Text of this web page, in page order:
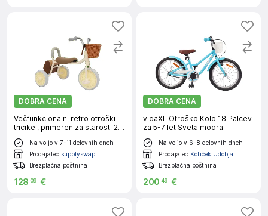
DOBRA CENA
Večfunkcionalni retro otroški
tricikel, primeren za starosti 2-
6 let, nosilnost 30kg,
samostoječa sestava
Na voljo v 7-11 delovnih dneh
Prodajalec supplyswap
Brezplačna poštnina
128 09 €
DOBRA CENA
vidaXL Otroško Kolo 18 Palcev
za 5-7 let Sveta modra
Na voljo v 6-8 delovnih dneh
Prodajalec Kotiček Udobja
Brezplačna poštnina
200 49 €